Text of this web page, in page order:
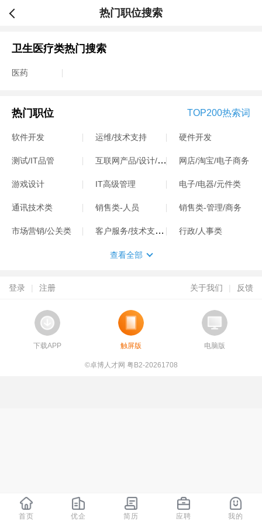
热门职位搜索
卫生医疗类热门搜索
医药
热门职位 TOP200热索词
软件开发 运维/技术支持 硬件开发
测试/IT品管 互联网产品/设计/运营 网店/淘宝/电子商务
游戏设计 IT高级管理 电子/电器/元件类
通讯技术类 销售类-人员 销售类-管理/商务
市场营销/公关类 客户服务/技术支持类 行政/人事类
查看全部
登录 | 注册 关于我们 | 反馈
下载APP 触屏版 电脑版
©卓博人才网 粤B2-20261708
首页 优企 简历 应聘 我的